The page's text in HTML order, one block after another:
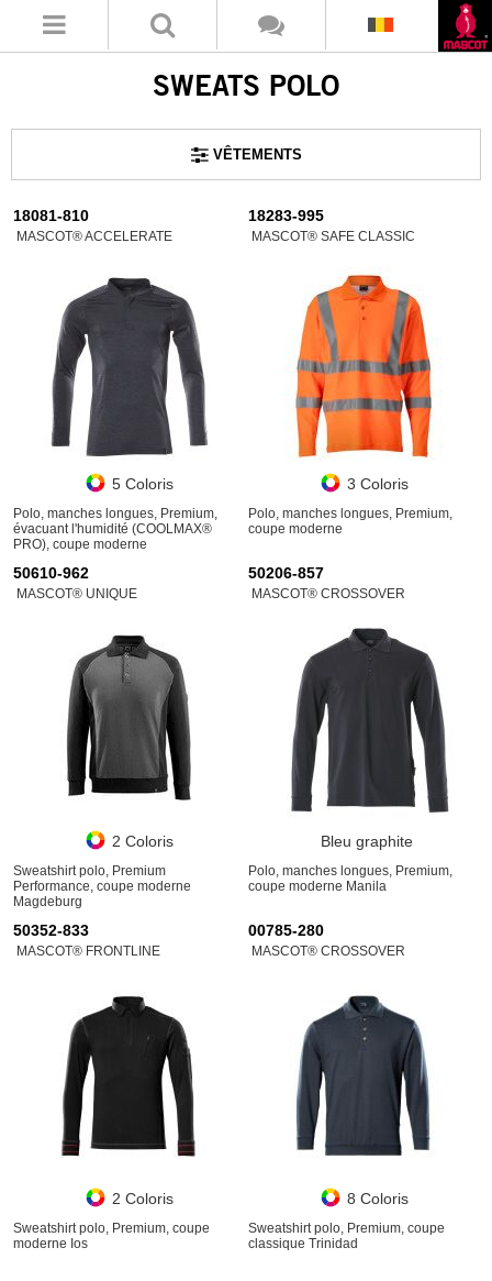
SWEATS POLO
VÊTEMENTS
18081-810
MASCOT® ACCELERATE
5 Coloris
Polo, manches longues, Premium,
évacuant l'humidité (COOLMAX®
PRO), coupe moderne
18283-995
MASCOT® SAFE CLASSIC
3 Coloris
Polo, manches longues, Premium,
coupe moderne
50610-962
MASCOT® UNIQUE
2 Coloris
Sweatshirt polo, Premium
Performance, coupe moderne
Magdeburg
50206-857
MASCOT® CROSSOVER
Bleu graphite
Polo, manches longues, Premium,
coupe moderne Manila
50352-833
MASCOT® FRONTLINE
2 Coloris
Sweatshirt polo, Premium, coupe
moderne Ios
00785-280
MASCOT® CROSSOVER
8 Coloris
Sweatshirt polo, Premium, coupe
classique Trinidad